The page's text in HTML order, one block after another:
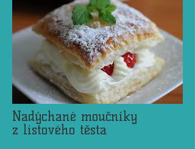
Nadýchané moučníky
z listového těsta